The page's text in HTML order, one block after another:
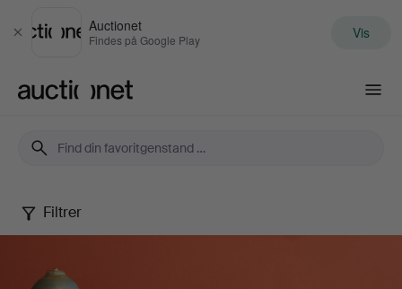
Luk
Auctionet
Findes på Google Play Vis
John
Andersson
Filtrer